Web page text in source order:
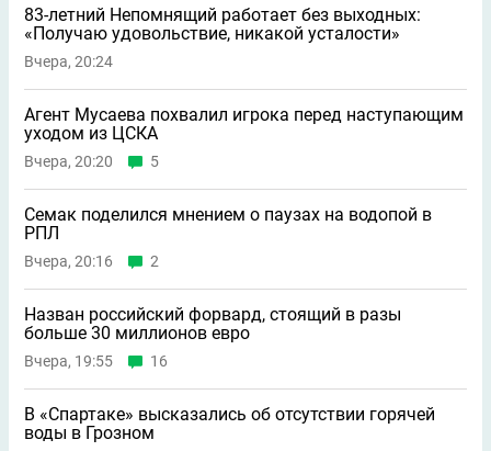
83-летний Непомнящий работает без выходных:
«Получаю удовольствие, никакой усталости»
Вчера, 20:24
Агент Мусаева похвалил игрока перед наступающим
уходом из ЦСКА
Вчера, 20:20 5
Семак поделился мнением о паузах на водопой в
РПЛ
Вчера, 20:16 2
Назван российский форвард, стоящий в разы
больше 30 миллионов евро
Вчера, 19:55 16
В «Спартаке» высказались об отсутствии горячей
воды в Грозном